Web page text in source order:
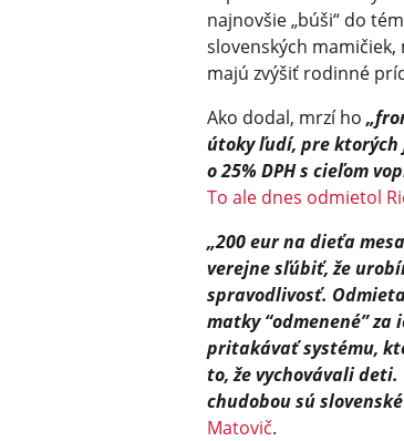
najnovšie „búši“ do
slovenských
majú zvýšiť rodinné
Ako dodal, mrzí ho
útoky ľudí, pre ktorých
o 25% DPH s cieľom
To ale dnes odmietol
„200 eur na dieťa
verejne sľúbiť, že
spravodlivosť.
matky “odmenené”
pritakávať systému,
to, že vychovávali
chudobou sú
Matovič.